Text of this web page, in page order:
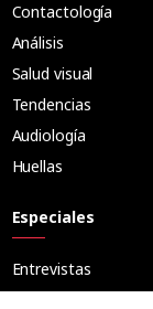
Contactología
Análisis
Salud visual
Tendencias
Audiología
Huellas
Especiales
Entrevistas